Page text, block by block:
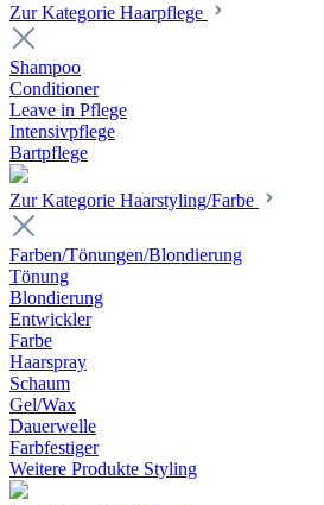
Zur Kategorie Haarpflege
Shampoo
Conditioner
Leave in Pflege
Intensivpflege
Bartpflege
Zur Kategorie Haarstyling/Farbe
Farben/Tönungen/Blondierung
Tönung
Blondierung
Entwickler
Farbe
Haarspray
Schaum
Gel/Wax
Dauerwelle
Farbfestiger
Weitere Produkte Styling